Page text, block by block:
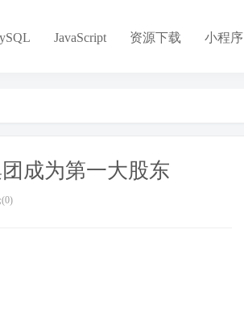
JavaScript 资源下载 小程序
成为第一大股东